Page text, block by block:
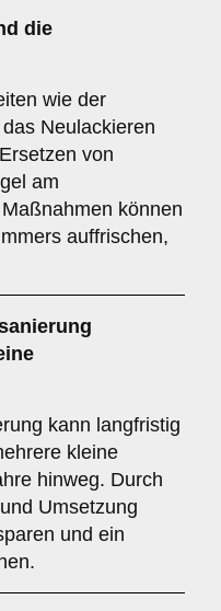
die
wie der
Neulackieren
von
am
können
auffrischen,
kann langfristig
kleine
hinweg. Durch
Umsetzung
und ein